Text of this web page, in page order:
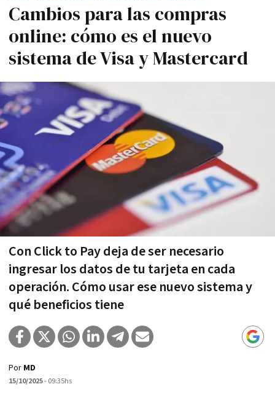
Cambios para las compras
online: cómo es el nuevo
sistema de Visa y Mastercard
Con Click to Pay deja de ser necesario
ingresar los datos de tu tarjeta en cada
operación. Cómo usar ese nuevo sistema y
qué beneficios tiene
Por MD
15/10/2025- 09:35hs